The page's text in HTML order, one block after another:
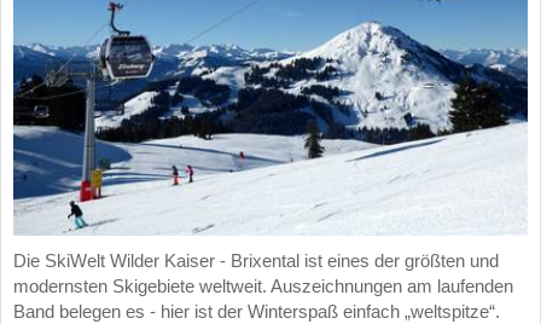
Die SkiWelt Wilder Kaiser - Brixental ist eines der größten und
modernsten Skigebiete weltweit. Auszeichnungen am laufenden
Band belegen es - hier ist der Winterspaß einfach „weltspitze“.